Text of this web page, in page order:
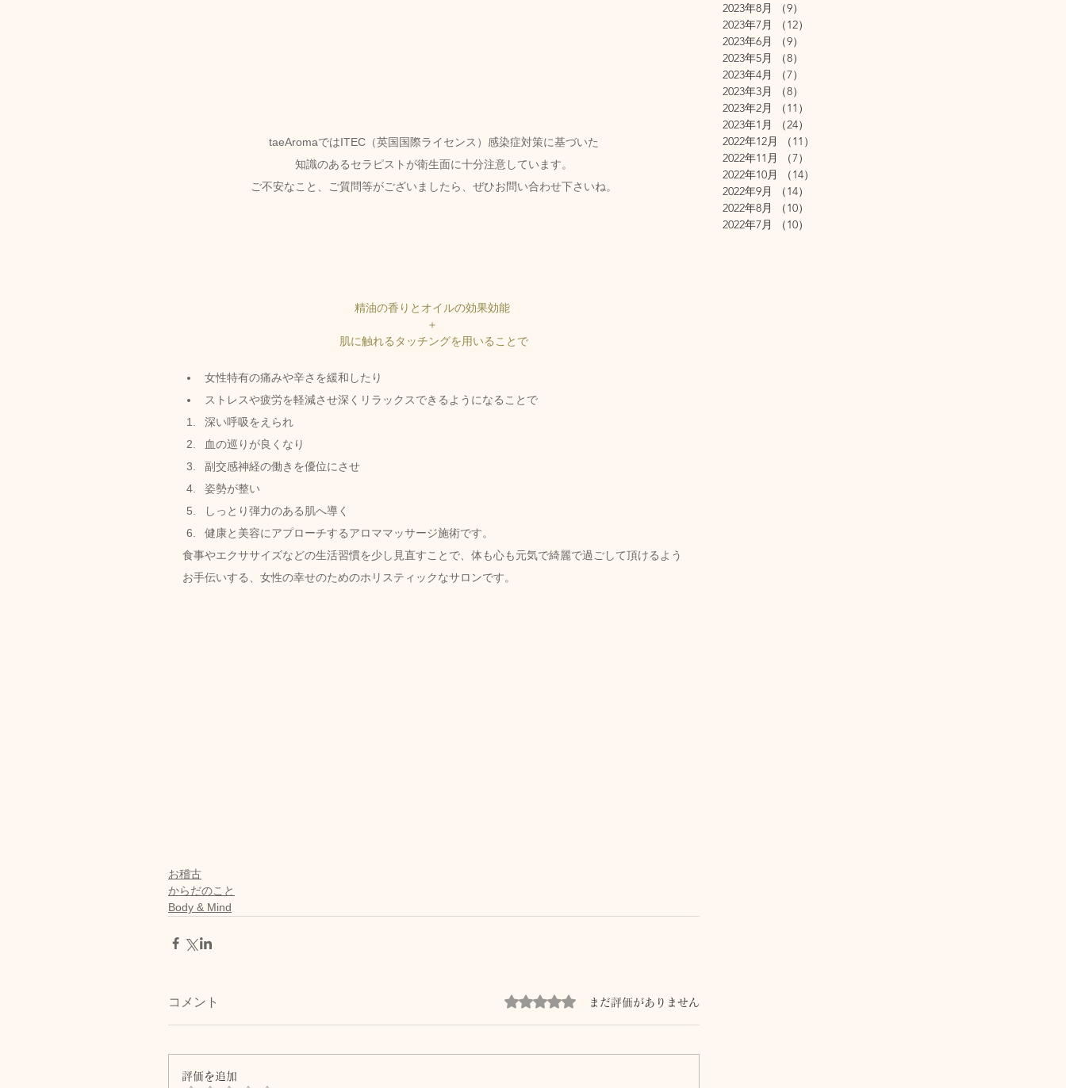
taeAromaではITEC（英国国際ライセンス）感染症対策に基づいた
知識のあるセラピストが衛生面に十分注意しています。
ご不安なこと、ご質問等がございましたら、ぜひお問い合わせ下さいね。
精油の香りとオイルの効果効能
＋
肌に触れるタッチングを用いることで
女性特有の痛みや辛さを緩和したり
ストレスや疲労を軽減させ深くリラックスできるようになることで
深い呼吸をえられ
血の巡りが良くなり
副交感神経の働きを優位にさせ
姿勢が整い
しっとり弾力のある肌へ導く
健康と美容にアプローチするアロママッサージ施術です。
食事やエクササイズなどの生活習慣を少し見直すことで、体も心も元気で綺麗で過ごして頂けるよう
お手伝いする、女性の幸せのためのホリスティックなサロンです。
お稽古
からだのこと
Body & Mind
コメント 5つ星のうち0と評価されています。
まだ評価がありません
評価を追加
2023年8月
（9）
2023年7月
（12）
2023年6月
（9）
2023年5月
（8）
2023年4月
（7）
2023年3月
（8）
2023年2月
（11）
2023年1月
（24）
2022年12月
（11）
2022年11月
（7）
2022年10月
（14）
2022年9月
（14）
2022年8月
（10）
2022年7月
（10）